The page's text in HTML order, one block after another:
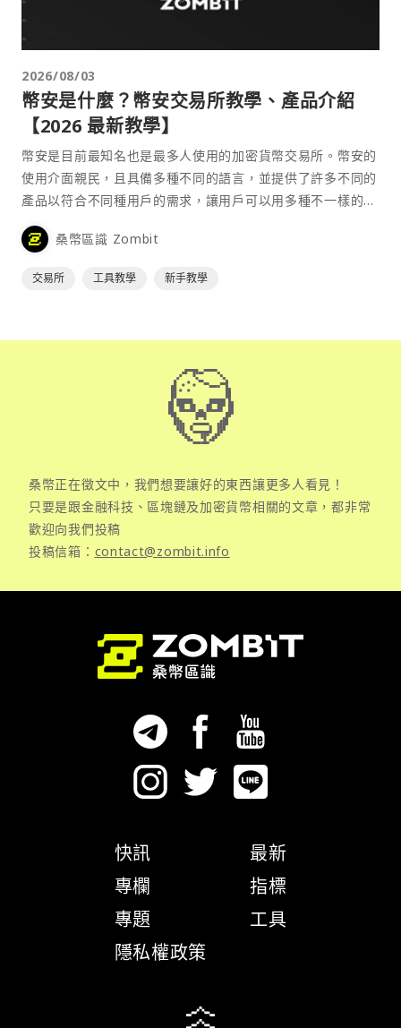
2026/08/03
幣安是什麼？幣安交易所教學、產品介紹
【2026 最新教學】
幣安是目前最知名也是最多人使用的加密貨幣交易所。幣安的
使用介面親民，且具備多種不同的語言，並提供了許多不同的
產品以符合不同種用戶的需求，讓用戶可以用多種不一樣的方
式來參與加密貨幣市場。
桑幣區識 Zombit
交易所 工具教學 新手教學
桑幣正在徵文中，我們想要讓好的東西讓更多人看見！
只要是跟金融科技、區塊鏈及加密貨幣相關的文章，都非常
歡迎向我們投稿
投稿信箱： contact@zombit.info
快訊
專欄
專題
隱私權政策
最新
指標
工具